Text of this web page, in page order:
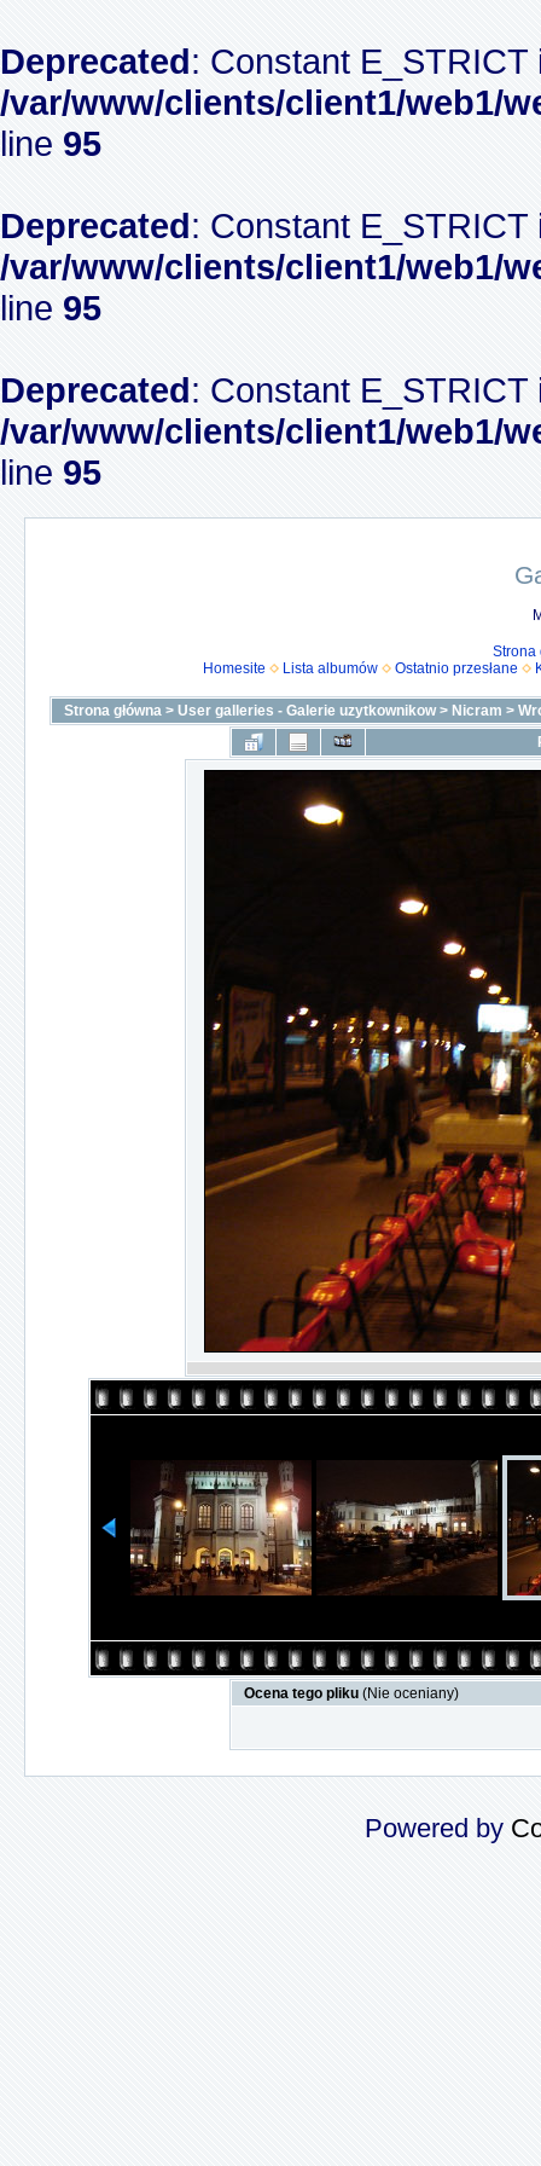
Deprecated: Constant
/var/www/clients/client1/web1/
line 95
Deprecated: Constant
/var/www/clients/client1/web1/
line 95
Deprecated: Constant
/var/www/clients/client1/web1/
line 95
Strona
Homesite
Lista albumów Ostatnio przesłane
Strona główna > User galleries - Galerie uzytkownikow> Nicram >
Ocena tego pliku (Nie oceniany)
Powered by